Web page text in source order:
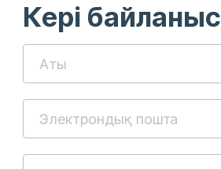
Кері байланыс